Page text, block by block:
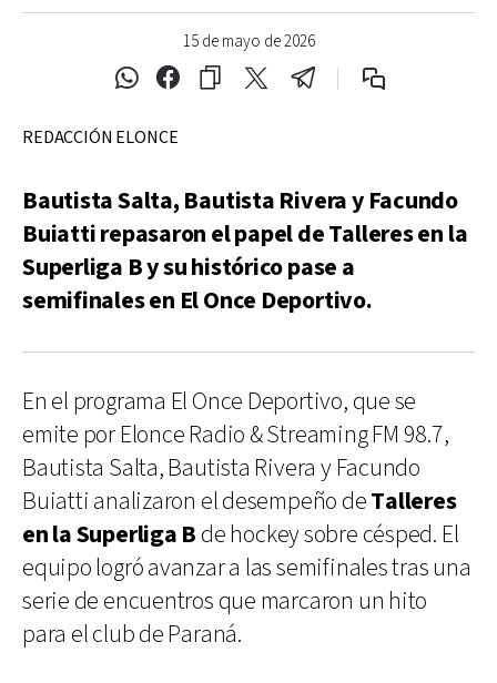
15 de mayo de 2026
REDACCIÓN ELONCE
Bautista Salta, Bautista Rivera y Facundo
Buiatti repasaron el papel de Talleres en la
Superliga B y su histórico pase a
semifinales en El Once Deportivo.
En el programa El Once Deportivo, que se
emite por Elonce Radio & Streaming FM 98.7,
Bautista Salta, Bautista Rivera y Facundo
Buiatti analizaron el desempeño deTalleres
en la Superliga B de hockey sobre césped. El
equipo logró avanzar a las semifinales tras una
serie de encuentros que marcaron un hito
para el club de Paraná.